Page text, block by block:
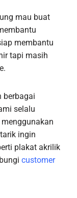
mau buat
membantu
tapi masih
berbagai
selalu
ingin
plakat akrilik
customer